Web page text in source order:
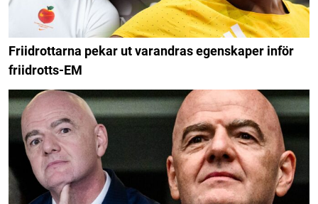
Friidrottarna pekar ut varandras egenskaper inför
friidrotts-EM